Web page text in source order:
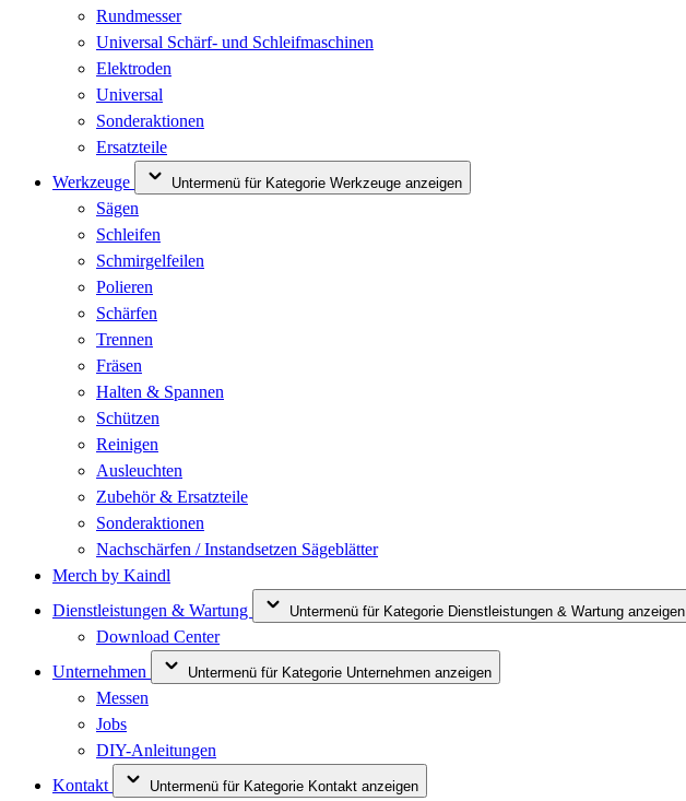
Rundmesser
Universal Schärf- und Schleifmaschinen
Elektroden
Universal
Sonderaktionen
Ersatzteile
Werkzeuge
Untermenü für Kategorie Werkzeuge anzeigen
Sägen
Schleifen
Schmirgelfeilen
Polieren
Schärfen
Trennen
Fräsen
Halten & Spannen
Schützen
Reinigen
Ausleuchten
Zubehör & Ersatzteile
Sonderaktionen
Nachschärfen / Instandsetzen Sägeblätter
Merch by Kaindl
Dienstleistungen & Wartung
Untermenü für Kategorie Dienstleistungen & Wartung anzeigen
Download Center
Unternehmen
Untermenü für Kategorie Unternehmen anzeigen
Messen
Jobs
DIY-Anleitungen
Kontakt
Untermenü für Kategorie Kontakt anzeigen